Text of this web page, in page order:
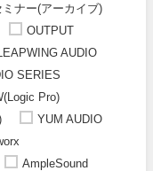
ミナー(アーカイブ)
OUTPUT
LEAPWING AUDIO
SERIES
Pro)
YUM AUDIO
AmpleSound